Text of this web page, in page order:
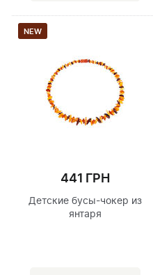
NEW
441 ГРН
Детские бусы-чокер из
янтаря